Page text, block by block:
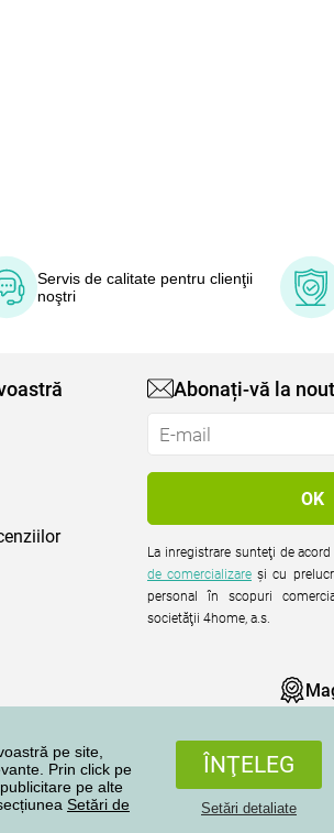
pe site,
Prin click pe
pe alte
Setări de
ÎNŢELEG
Setări detaliate
Servis de calitate pentru clienţii
noştri
Abonați-vă la
La inregistrare sunteţi de
de comercializare şi cu prelucrarea datelor cu caracter
personal în scopuri
societăţii 4home, a.s.
Toate drepturile rezervate © 2004-